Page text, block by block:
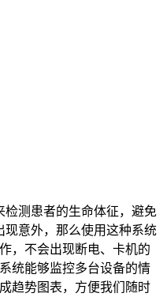
检测患者的生命体征，避免
现意外，那么使用这种系统
，不会出现断电、卡机的
统能够监控多台设备的情
趋势图表，方便我们随时